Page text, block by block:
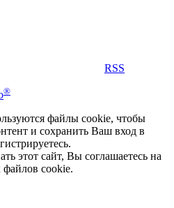
RSS
®
файлы cookie, чтобы
и сохранить Ваш вход в
этот сайт, Вы соглашаетесь на
cookie.